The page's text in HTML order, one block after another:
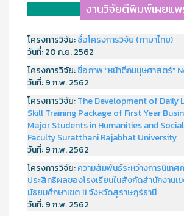
งานวิจัยตีพิมพ์เผยแพ
โครงการวิจัย:ชื่อโครงการวิจัย (ภาษาไทย)
วันที่:20 ก.ย. 2562
โครงการวิจัย:ชื่อภาพ “หน้าตึกมนุษศาสตร์”
วันที่:9 ก.พ. 2562
โครงการวิจัย:The Development of Daily
Skill Training Package of First Year
Major Students in Humanities and
Faculty Suratthani Rajabhat University
วันที่:9 ก.พ. 2562
โครงการวิจัย:ความสัมพันธ์ระหว่างการนิเทศ
ประสิทธิผลของโรงเรียนในสังกัดสำนักงานเ
มัธยมศึกษาเขต 11 จังหวัดสุราษฎร์ธานี
วันที่:9 ก.พ. 2562